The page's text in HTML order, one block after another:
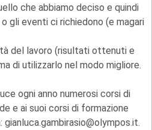
che abbiamo deciso e quindi
gli eventi ci richiedono (e magari
del lavoro (risultati ottenuti e
di utilizzarlo nel modo migliore.
ogni anno numerosi corsi di
e ai suoi corsi di formazione